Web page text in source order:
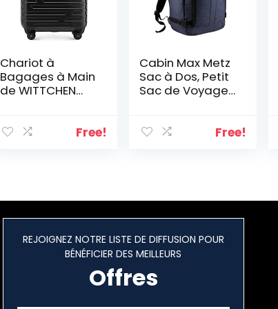
Chariot à
Bagages à Main
de WITTCHEN
aériennes ABSFree!
Cabin Max Metz
Sac à Dos, Petit
Sac de Voyage,
comme Bagage
Free!
REJOIGNEZ NOTRE LISTE DE DIFFUSION POUR
BÉNÉFICIER DES MEILLEURS
Offres